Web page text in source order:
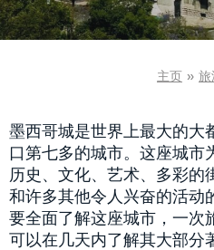
主页 » 旅
墨西哥城是世界上最大的大
口第七多的城市。这座城市
历史、文化、艺术、多彩的
和许多其他令人兴奋的活动
要全面了解这座城市，一次
可以在几天内了解其大部分